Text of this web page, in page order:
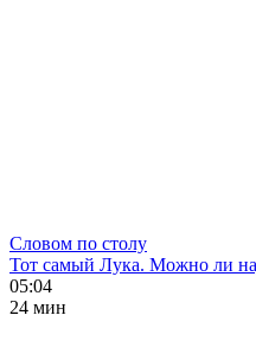
Словом по столу
Тот самый Лука. Можно ли
05:04
24 мин